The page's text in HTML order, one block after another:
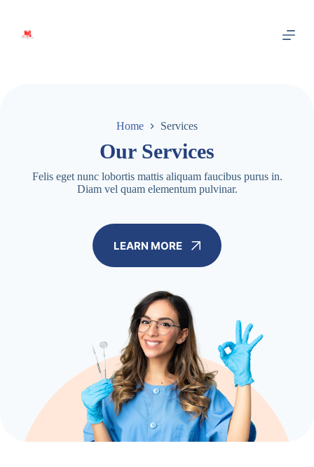
Home Services
Our Services
Felis eget nunc lobortis mattis aliquam faucibus purus in.
Diam vel quam elementum pulvinar.
LEARN MORE